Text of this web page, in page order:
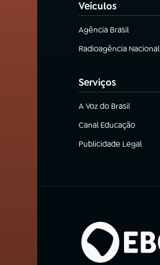
Veículos
Agência Brasil
(abre em nova aba)
Radioagência Nacional
(abre em nova aba)
Serviços
A Voz do Brasil
(abre em nova aba)
Canal Educação
(abre em nova aba)
Publicidade Legal
(abre em nova aba)